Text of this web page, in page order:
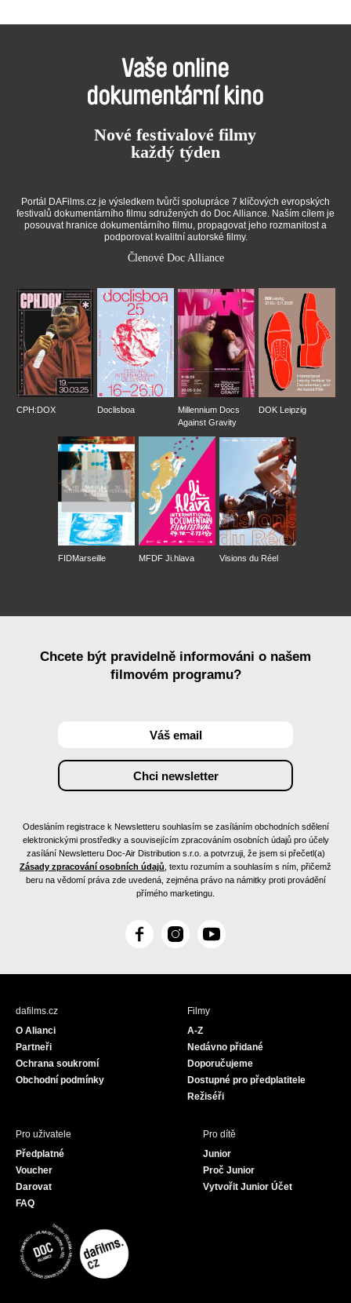
Vaše online
dokumentární kino
Nové festivalové filmy
každý týden
Portál DAFilms.cz je výsledkem tvůrčí spolupráce 7 klíčových evropských
festivalů dokumentárního filmu sdružených do Doc Alliance. Naším cílem je
posouvat hranice dokumentárního filmu, propagovat jeho rozmanitost a
podporovat kvalitní autorské filmy.
Členové Doc Alliance
CPH:DOX Doclisboa
Millennium Docs
Against Gravity
DOK Leipzig
FIDMarseille MFDF Ji.hlava Visions du Réel
Chcete být pravidelně informováni o našem
filmovém programu?
Odesláním registrace k Newsletteru souhlasím se zasíláním obchodních sdělení
elektronickými prostředky a souvisejícím zpracováním osobních údajů pro účely
zasílání Newsletteru Doc-Air Distribution s.r.o. a potvrzuji, že jsem si přečetl(a)
Zásady zpracování osobních údajů , textu rozumím a souhlasím s ním, přičemž
beru na vědomí práva zde uvedená, zejména právo na námitky proti provádění
přímého marketingu.
F
c
I
s
Y
u
dafilms.cz
O Alianci
Partneři
Ochrana soukromí
Obchodní podmínky
Filmy
A-Z
Nedávno přidané
Doporučujeme
Dostupné pro předplatitele
Režiséři
Pro uživatele
Předplatné
Voucher
Darovat
FAQ
Pro dítě
Junior
Proč Junior
Vytvořit Junior Účet